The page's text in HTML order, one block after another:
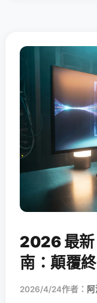
2026 最
南：顛覆
2026/4/24作者：